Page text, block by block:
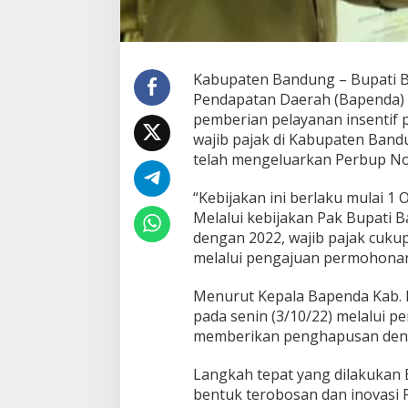
j
k
,
u
k
u
B
y
a
r
o
k
o
k
e
b
Kabupaten Bandung – Bupati
Pendapatan Daerah
pemberian pelayanan insentif
wajib pajak di Kabupaten
telah mengeluarkan Perbup
“Kebijakan ini berlaku mulai 1
Melalui kebijakan Pak Bupati
dengan 2022, wajib pajak
melalui pengajuan
Menurut Kepala Bapenda Kab.
pada senin (3/10/22) melalui
memberikan penghapusan
Langkah tepat yang
bentuk terobosan dan inovasi